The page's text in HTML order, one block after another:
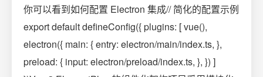
你可以看到如何配置 Electron 集成// 简化的配置示例
export default defineConfig({ plugins: [ vue(),
electron({ main: { entry: electron/main/index.ts, },
preload: { input: electron/preload/index.ts, }, }) ]